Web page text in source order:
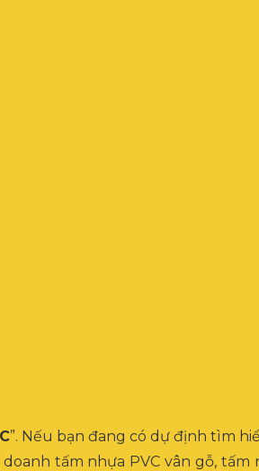
”. Nếu bạn đang có dự định tìm
tấm nhựa PVC vân gỗ,